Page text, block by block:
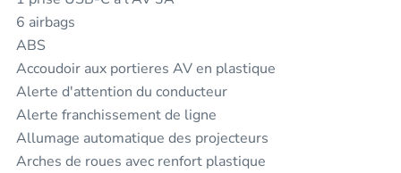
6 airbags
ABS
Accoudoir aux portieres AV en plastique
Alerte d'attention du conducteur
Alerte franchissement de ligne
Allumage automatique des projecteurs
Arches de roues avec renfort plastique